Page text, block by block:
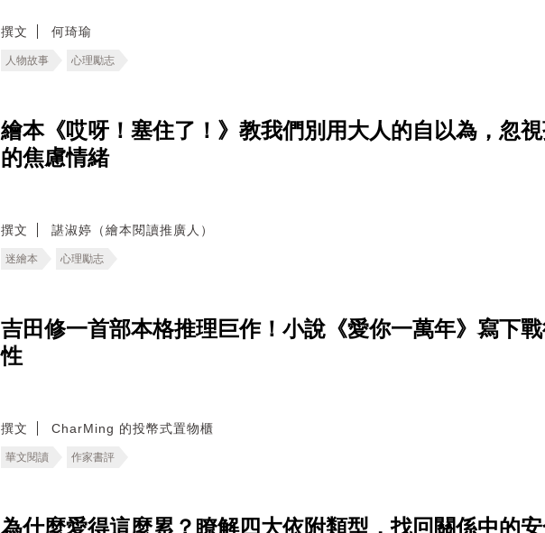
撰文 何琦瑜
人物故事 心理勵志
繪本《哎呀！塞住了！》教我們別用大人的自以為，忽視
的焦慮情緒
撰文 諶淑婷（繪本閱讀推廣人）
迷繪本 心理勵志
吉田修一首部本格推理巨作！小說《愛你一萬年》寫下
性
撰文 CharMing 的投幣式置物櫃
華文閱讀 作家書評
為什麼愛得這麼累？瞭解四大依附類型，找回關係中的